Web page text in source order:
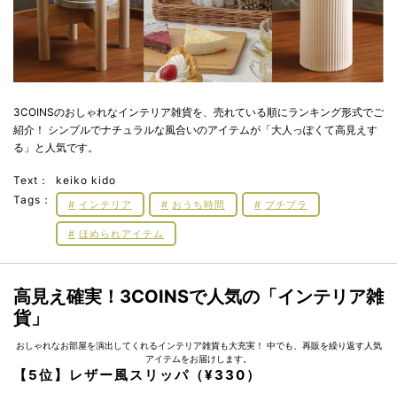
3COINSのおしゃれなインテリア雑貨を、売れている順にランキング形式でご
紹介！ シンプルでナチュラルな風合いのアイテムが「大人っぽくて高見えす
る」と人気です。
Text：
keiko kido
Tags：
インテリア おうち時間 プチプラ
ほめられアイテム
高見え確実！3COINSで人気の「インテリア雑
貨」
おしゃれなお部屋を演出してくれるインテリア雑貨も大充実！ 中でも、再販を繰り返す人気
アイテムをお届けします。
【5位】レザー風スリッパ（¥330）